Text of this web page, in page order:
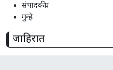
संपादकीय
गुन्हे
जाहिरात